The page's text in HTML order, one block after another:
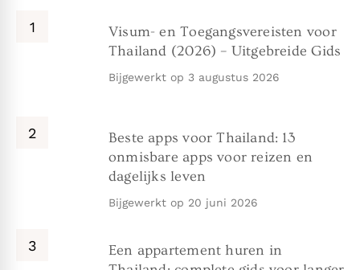
Visum- en Toegangsvereisten voor
Thailand (2026) – Uitgebreide Gids
Bijgewerkt op 3 augustus 2026
Beste apps voor Thailand: 13
onmisbare apps voor reizen en
dagelijks leven
Bijgewerkt op 20 juni 2026
Een appartement huren in